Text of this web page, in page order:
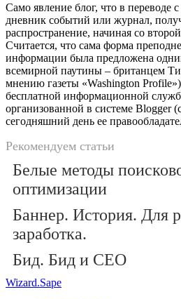
Само явление блог, что в переводе с
дневник событий или журнал,
распространение, начиная со
Считается, что сама форма
информации была предложена
всемирной паутины – британцем
мнению газеты «Washington
бесплатной информационной
организованной в системе Blogger
сегодняшний день ее
Рекомендуем статьи
Белые методы
оптимизации
Баннер. История. Для
заработка.
Бид. Бид и СЕО
Wizard.Sape